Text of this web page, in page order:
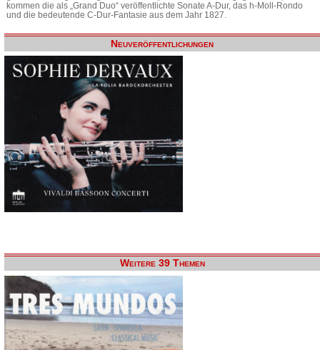
kommen die als „Grand Duo“ veröffentlichte Sonate A-Dur, das h-Moll-Rondo
und die bedeutende C-Dur-Fantasie aus dem Jahr 1827.
Neuveröffentlichungen
Weitere 39 Themen